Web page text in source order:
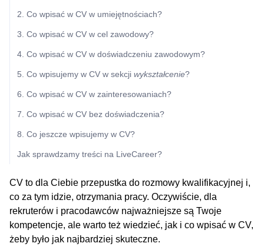
2. Co wpisać w CV w umiejętnościach?
3. Co wpisać w CV w cel zawodowy?
4. Co wpisać w CV w doświadczeniu zawodowym?
5. Co wpisujemy w CV w sekcji wykształcenie?
6. Co wpisać w CV w zainteresowaniach?
7. Co wpisać w CV bez doświadczenia?
8. Co jeszcze wpisujemy w CV?
Jak sprawdzamy treści na LiveCareer?
CV to dla Ciebie przepustka do rozmowy kwalifikacyjnej i,
co za tym idzie, otrzymania pracy. Oczywiście, dla
rekruterów i pracodawców najważniejsze są Twoje
kompetencje, ale warto też wiedzieć, jak i co wpisać w CV,
żeby było jak najbardziej skuteczne.